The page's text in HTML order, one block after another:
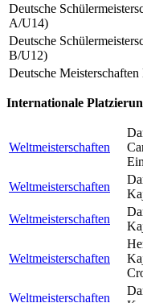
Deutsche
A/U14)
Deutsche
B/U12)
Deutsche
Internationale
Weltmeisterschaften
Weltmeisterschaften
Weltmeisterschaften
Weltmeisterschaften
Weltmeisterschaften